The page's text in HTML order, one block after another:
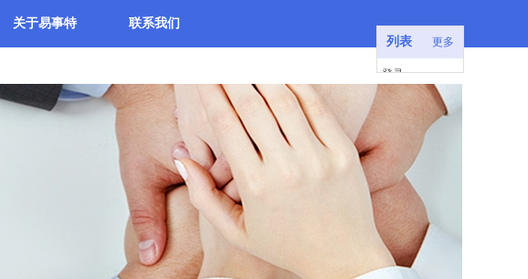
列表 更多
登录
关于易事特 联系我们